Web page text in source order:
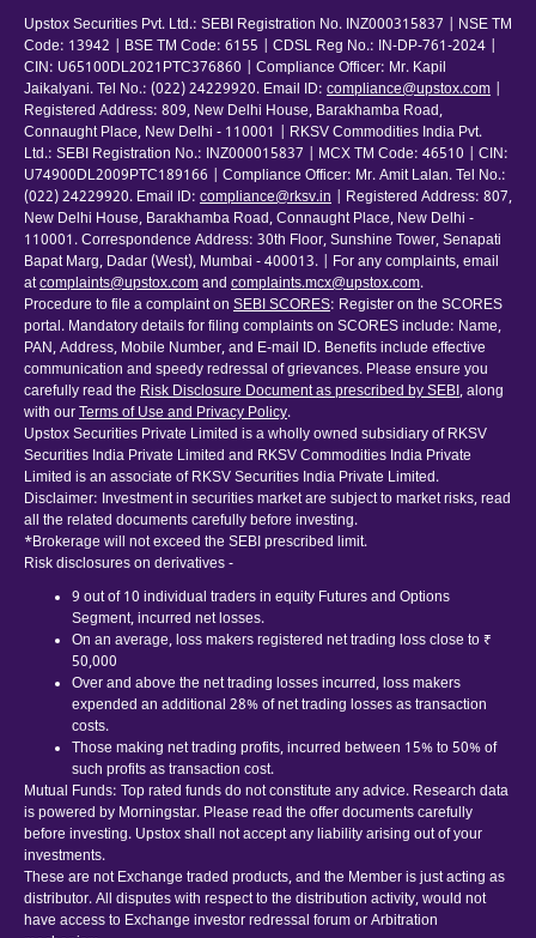
Upstox Securities Pvt. Ltd.: SEBI Registration No. INZ000315837 | NSE TM
Code: 13942 | BSE TM Code: 6155 | CDSL Reg No.: IN-DP-761-2024 |
CIN: U65100DL2021PTC376860 | Compliance Officer: Mr. Kapil
Jaikalyani. Tel No.: (022) 24229920. Email ID: compliance@upstox.com
Registered Address: 809, New Delhi House, Barakhamba Road,
Connaught Place, New Delhi - 110001 | RKSV Commodities India Pvt.
Ltd.: SEBI Registration No.: INZ000015837 | MCX TM Code: 46510 | CIN:
U74900DL2009PTC189166 | Compliance Officer: Mr. Amit Lalan. Tel No.:
(022) 24229920. Email ID: compliance@rksv.in
| Registered Address: 807,
New Delhi House, Barakhamba Road, Connaught Place, New Delhi -
110001. Correspondence Address: 30th Floor, Sunshine Tower, Senapati
Bapat Marg, Dadar (West), Mumbai - 400013. | For any complaints, email
atcomplaints@upstox.comand complaints.mcx@upstox.com.
Procedure to file a complaint on SEBI SCORES: Register on the SCORES
portal. Mandatory details for filing complaints on SCORES include: Name,
PAN, Address, Mobile Number, and E-mail ID. Benefits include effective
communication and speedy redressal of grievances. Please ensure you
carefully read the Risk Disclosure Document as prescribed by SEBI, along
with ourTerms of Use and Privacy Policy.
Upstox Securities Private Limited is a wholly owned subsidiary of RKSV
Securities India Private Limited and RKSV Commodities India Private
Limited is an associate of RKSV Securities India Private Limited.
Disclaimer: Investment in securities market are subject to market risks, read
all the related documents carefully before investing.
*Brokerage will not exceed the SEBI prescribed limit.
Risk disclosures on derivatives -
9 out of 10 individual traders in equity Futures and Options
Segment, incurred net losses.
On an average, loss makers registered net trading loss close to ₹
50,000
Over and above the net trading losses incurred, loss makers
expended an additional 28% of net trading losses as transaction
costs.
Those making net trading profits, incurred between 15% to 50% of
such profits as transaction cost.
Mutual Funds: Top rated funds do not constitute any advice. Research data
is powered by Morningstar. Please read the offer documents carefully
before investing. Upstox shall not accept any liability arising out of your
investments.
These are not Exchange traded products, and the Member is just acting as
distributor. All disputes with respect to the distribution activity, would not
have access to Exchange investor redressal forum or Arbitration